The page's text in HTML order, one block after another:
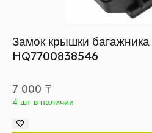
Замок крышки
HQ7700838546
7 000 ₸
4 шт в наличии